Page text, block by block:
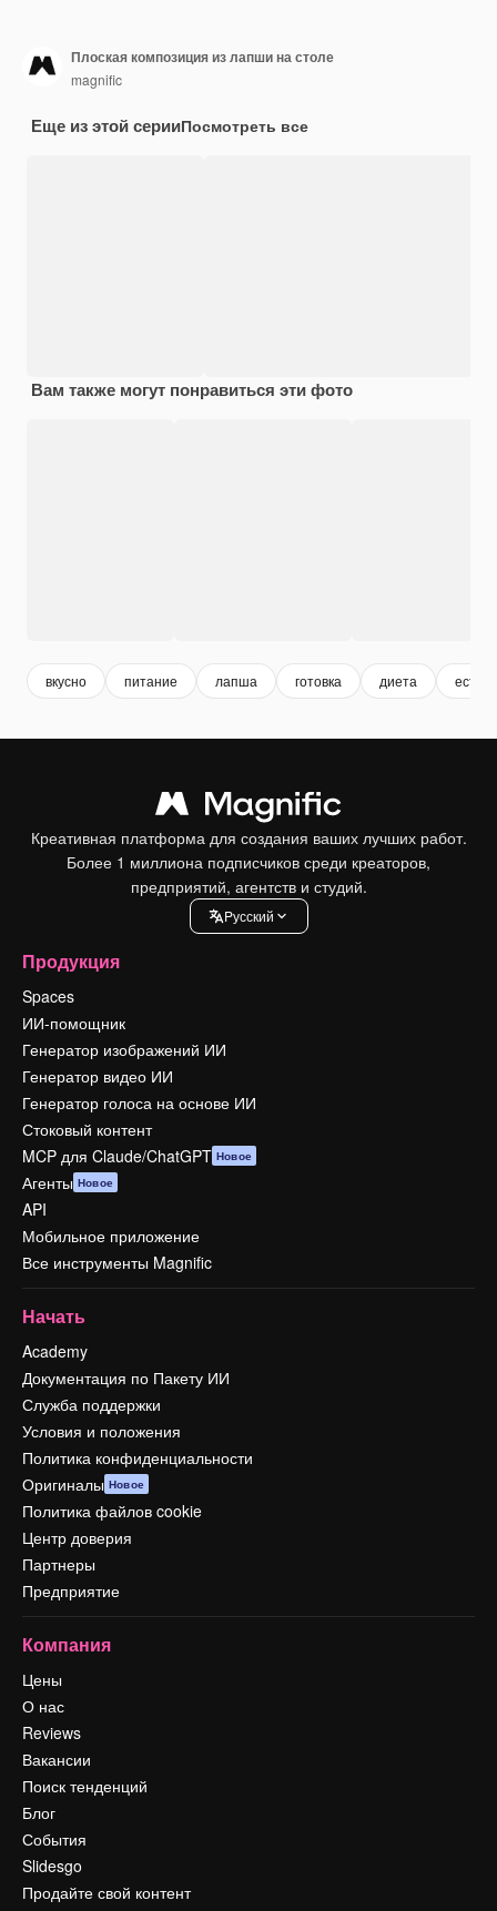
Плоская композиция из лапши на столе
magnific
Еще из этой серииПосмотреть все
Вам также могут понравиться эти фото
вкусно питание лапша готовка диета есть
Креативная платформа для создания ваших лучших работ.
Более 1 миллиона подписчиков среди креаторов,
предприятий, агентств и студий.
Pусский
Продукция
Spaces
ИИ-помощник
Генератор изображений ИИ
Генератор видео ИИ
Генератор голоса на основе ИИ
Стоковый контент
MCP для Claude/ChatGPT Новое
Агенты Новое
API
Мобильное приложение
Все инструменты Magnific
Начать
Academy
Документация по Пакету ИИ
Служба поддержки
Условия и положения
Политика конфиденциальности
Оригиналы Новое
Политика файлов cookie
Центр доверия
Партнеры
Предприятие
Компания
Цены
О нас
Reviews
Вакансии
Поиск тенденций
Блог
События
Slidesgo
Продайте свой контент